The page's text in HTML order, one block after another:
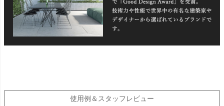
使用例＆スタッフレビュー